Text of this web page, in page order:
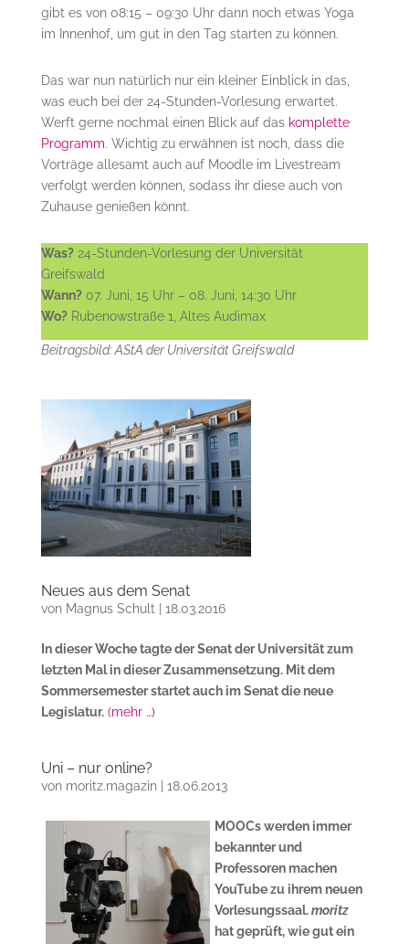
gibt es von 08:15 – 09:30 Uhr dann noch etwas Yoga
im Innenhof, um gut in den Tag starten zu können.
Das war nun natürlich nur ein kleiner Einblick in das,
was euch bei der 24-Stunden-Vorlesung erwartet.
Werft gerne nochmal einen Blick auf das komplette
Programm. Wichtig zu erwähnen ist noch, dass die
Vorträge allesamt auch auf Moodle im Livestream
verfolgt werden können, sodass ihr diese auch von
Zuhause genießen könnt.
Was?24-Stunden-Vorlesung der Universität
Greifswald
Wann?07. Juni, 15 Uhr – 08. Juni, 14:30 Uhr
Wo?Rubenowstraße 1, Altes Audimax
Beitragsbild: AStA der Universität Greifswald
Neues aus dem Senat
von Magnus Schult 18.03.2016
In dieser Woche tagte der Senat der Universität zum
letzten Mal in dieser Zusammensetzung. Mit dem
Sommersemester startet auch im Senat die neue
Legislatur. (mehr …)
Uni – nur online?
von moritz.magazin| 18.06.2013
MOOCs werden immer
bekannter und
Professoren machen
YouTube zu ihrem neuen
Vorlesungssaal.moritz
hat geprüft, wie gut ein